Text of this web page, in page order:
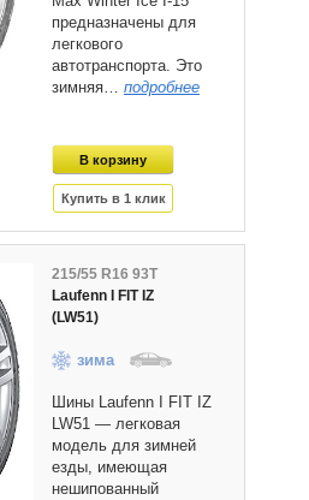
предназначены для
легкового
автотранспорта. Это
зимняя… подробнее
215/55 R16 93T
Laufenn I FIT IZ
(LW51)
зима
Шины Laufenn I FIT IZ
LW51 — легковая
модель для зимней
езды, имеющая
нешипованный